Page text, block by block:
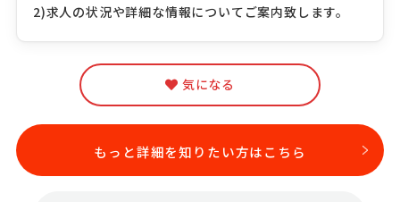
2)求人の状況や詳細な情報についてご案内致します。
気になる
もっと詳細を知りたい方はこちら